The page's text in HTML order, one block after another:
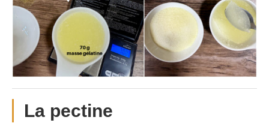
La pectine